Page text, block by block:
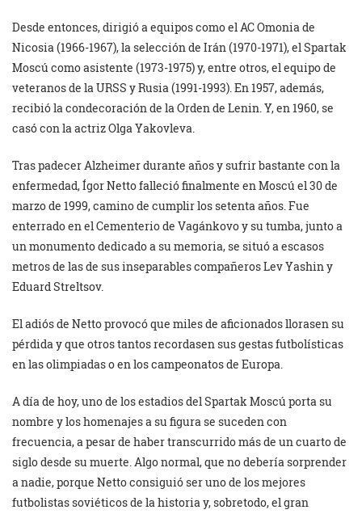
Desde entonces, dirigió a equipos como el AC Omonia de
Nicosia (1966-1967), la selección de Irán (1970-1971), el Spartak
Moscú como asistente (1973-1975) y, entre otros, el equipo de
veteranos de la URSS y Rusia (1991-1993). En 1957, además,
recibió la condecoración de la Orden de Lenin. Y, en 1960, se
casó con la actriz Olga Yakovleva.
Tras padecer Alzheimer durante años y sufrir bastante con la
enfermedad, Ígor Netto falleció finalmente en Moscú el 30 de
marzo de 1999, camino de cumplir los setenta años. Fue
enterrado en el Cementerio de Vagánkovo y su tumba, junto a
un monumento dedicado a su memoria, se situó a escasos
metros de las de sus inseparables compañeros Lev Yashin y
Eduard Streltsov.
El adiós de Netto provocó que miles de aficionados llorasen su
pérdida y que otros tantos recordasen sus gestas futbolísticas
en las olimpiadas o en los campeonatos de Europa.
A día de hoy, uno de los estadios del Spartak Moscú porta su
nombre y los homenajes a su figura se suceden con
frecuencia, a pesar de haber transcurrido más de un cuarto de
siglo desde su muerte. Algo normal, que no debería sorprender
a nadie, porque Netto consiguió ser uno de los mejores
futbolistas soviéticos de la historia y, sobretodo, el gran